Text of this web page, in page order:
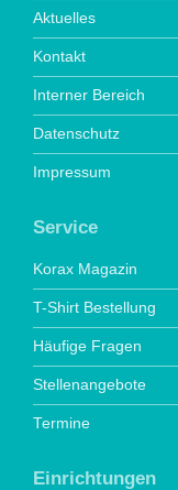
Aktuelles
Kontakt
Interner Bereich
Datenschutz
Impressum
Service
Korax Magazin
T-Shirt Bestellung
Häufige Fragen
Stellenangebote
Termine
Einrichtungen